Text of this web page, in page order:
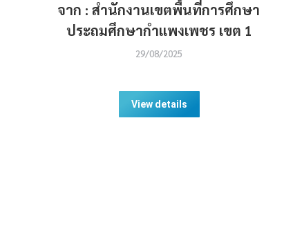
จาก : สำนักงานเขตพื้นที่การศึกษา
ประถมศึกษากำแพงเพชร เขต 1
29/08/2025
View details